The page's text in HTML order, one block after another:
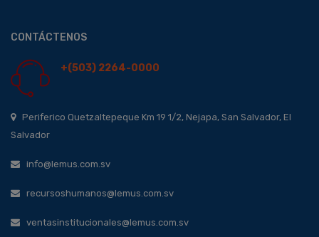
CONTÁCTENOS
+(503) 2264-0000
Periferico Quetzaltepeque Km 19 1/2, Nejapa, San Salvador, El
Salvador
info@lemus.com.sv
recursoshumanos@lemus.com.sv
ventasinstitucionales@lemus.com.sv